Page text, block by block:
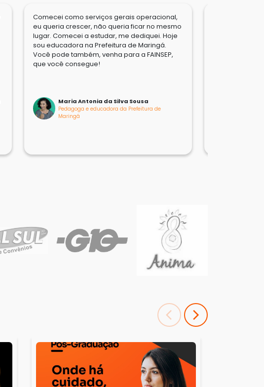
Comecei como serviços gerais operacional,
eu queria crescer, não queria ficar no mesmo
lugar. Comecei a estudar, me dediquei. Hoje
sou educadora na Prefeitura de Maringá.
Você pode também, venha para a FAINSEP,
que você consegue!
Maria Antonia da Silva Sousa
Pedagoga e educadora da Prefeitura de
Maringá